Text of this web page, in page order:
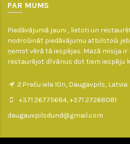
PAR MUMS
Piedāvājumā jauni , lietoti un
nodrošināt piedāvājumu atbilstoši
ņemot vērā tā iespējas. Mazā misija
restaurējot dīvānus dot tiem iespēju
2.Preču iela 10n, Daugavpils, Latvia
+371 26775684, +371 27268081
daugauvpilsdund@gmail.com